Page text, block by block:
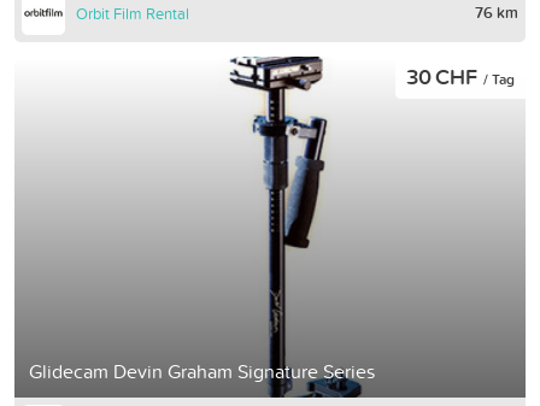
Orbit Film Rental 76 km
Glidecam Devin Graham Signature Series
30 CHF / Tag